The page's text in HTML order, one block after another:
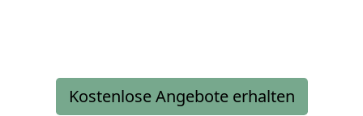
Kostenlose Angebote erhalten